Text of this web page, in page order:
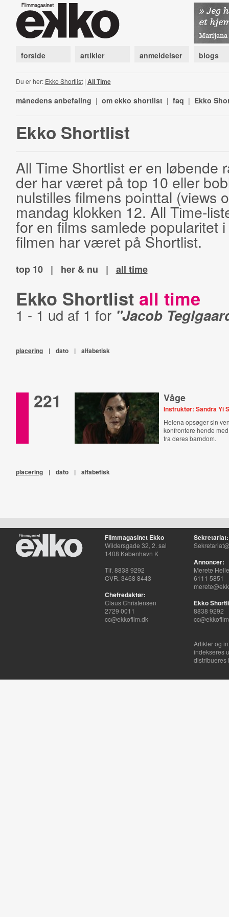
forside artikler anmeldelser blogs
Du er her: Ekko Shortlist| All Time
månedens anbefaling | om ekko shortlist | faq | Ekko
Ekko Shortlist
All Time Shortlist er en løbende
der har været på top 10 eller
nulstilles filmens pointtal (views
mandag klokken 12. All Time-
for en films samlede popularitet
filmen har været på Shortlist.
top 10 | her & nu | all time
Ekko Shortlist all time
1 - 1 ud af 1 for "Jacob
placering | dato | alfabetisk
221 Våge
Instruktør: Sandra Yi
Helena opsøger sin
konfrontere hende
fra deres barndom.
placering | dato | alfabetisk
Filmmagasinet Ekko
Wildersgade 32, 2. sal
1408 København K
Tlf. 8838 9292
CVR. 3468 8443
Chefredaktør:
Claus Christensen
2729 0011
cc@ekkofilm.dk
Sekretariat:
Annoncer:
Merete
6111 5851
Ekko
8838 9292
Artikler og
indekseres
distribueres